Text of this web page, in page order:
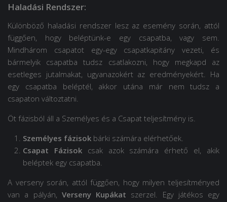
Haladási Rendszer:
Különböző haladási rendszer lesz az esemény során, attól
függően, hogy beléptünk-e egy csapatba, vagy sem.
Mindhárom csapatot egy-egy csapatkapitány vezeti, és
bármelyik csapatba tudsz csatlakozni, hogy megkapd az
esetleges jutalmakat, ugyanazokért az eredményekért. Ha
egy csapatba beléptél, akkor utána már nem tudsz a
csapaton változtatni.
Öt fázisból áll a Személyes és a Csapat teljesítmény is.
Személyes fázisok bárki számára elérhetőek.
Csapat Fázisok csak azok számára érhető el, akik
beléptek egy csapatba.
A verseny során, attól függően, hogy milyen teljesítményed
van a pályán, Verseny Kupákat szerzel. Egy játékos egy